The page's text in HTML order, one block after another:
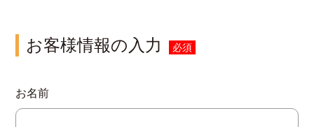
お客様情報の入力 必須
お名前